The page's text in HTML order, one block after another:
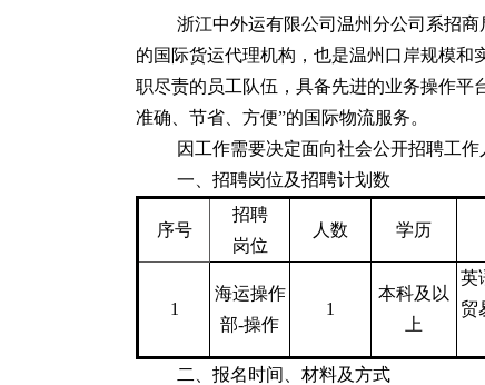
浙江中外运有限公司温州分公司系招
的国际货运代理机构，也是温州口岸规模
职尽责的员工队伍，具备先进的业务操作平
准确、节省、方便”的国际物流服务。
因工作需要决定面向社会公开招聘工作
一、招聘岗位及招聘计划数
序号
招聘
岗位
人数 学历
1
海运操作
部-操作
1
本科及以
上
英
贸
二、报名时间、材料及方式